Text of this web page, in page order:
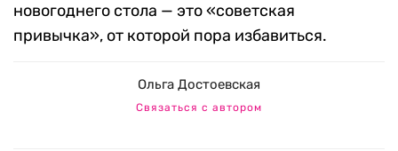
новогоднего стола — это «советская
привычка», от которой пора избавиться.
Ольга Достоевская
Связаться с автором